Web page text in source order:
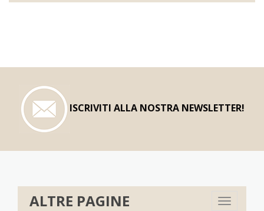
ISCRIVITI ALLA NOSTRA NEWSLETTER!
ALTRE PAGINE
Toggle